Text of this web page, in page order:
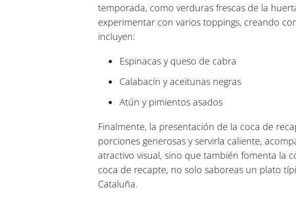
temporada, como verduras frescas de la
experimentar con varios toppings, creando
incluyen:
Espinacas y queso de cabra
Calabacín y aceitunas negras
Atún y pimientos asados
Finalmente, la presentación de la coca de
porciones generosas y servirla caliente,
atractivo visual, sino que también fomenta la
coca de recapte, no solo saboreas un plato
Cataluña.